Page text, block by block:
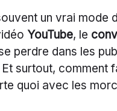
un vrai mode
YouTube, le
perdre dans les
surtout, comment
quoi avec les